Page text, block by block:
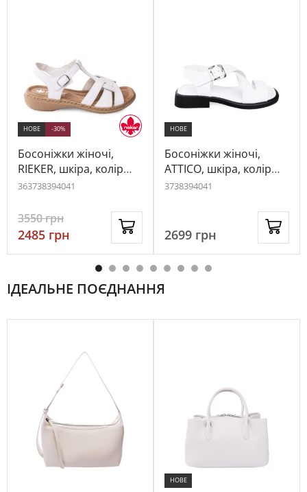
НОВЕ
Босоніжки жіночі,
RIEKER, шкіра, колір
білий, 1035318
-30%
363738394041
3550грн
2485 грн
НОВЕ
Босоніжки жіночі,
ATTICO, шкіра, колір
білий, 1069753
3738394041
2699 грн
ІДЕАЛЬНЕ ПОЄДНАННЯ
НОВЕ